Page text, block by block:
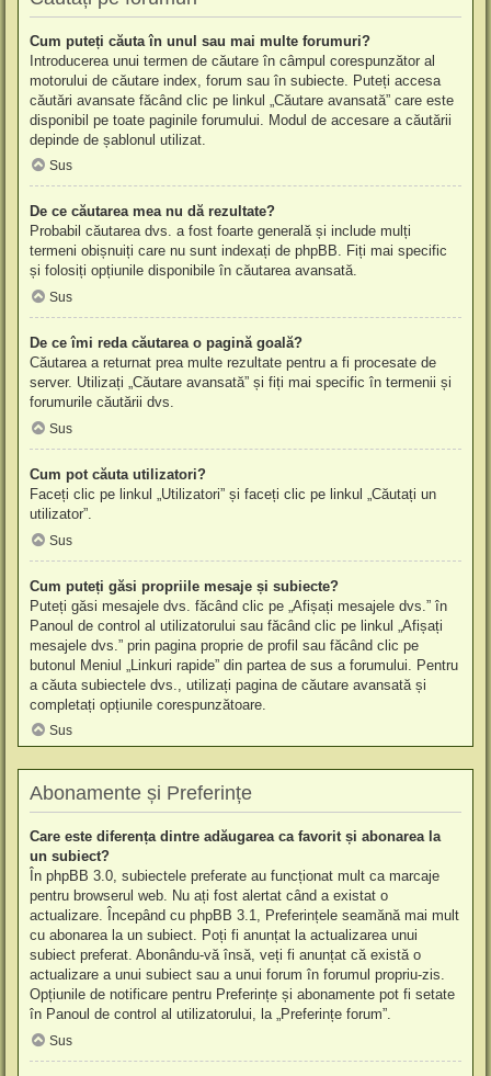
Cum puteți căuta în unul sau mai multe forumuri?
Introducerea unui termen de căutare în câmpul corespunzător al
motorului de căutare index, forum sau în subiecte. Puteți accesa
căutări avansate făcând clic pe linkul „Căutare avansată” care este
disponibil pe toate paginile forumului. Modul de accesare a căutării
depinde de șablonul utilizat.
Sus
De ce căutarea mea nu dă rezultate?
Probabil căutarea dvs. a fost foarte generală și include mulți
termeni obișnuiți care nu sunt indexați de phpBB. Fiți mai specific
și folosiți opțiunile disponibile în căutarea avansată.
Sus
De ce îmi reda căutarea o pagină goală?
Căutarea a returnat prea multe rezultate pentru a fi procesate de
server. Utilizați „Căutare avansată” și fiți mai specific în termenii și
forumurile căutării dvs.
Sus
Cum pot căuta utilizatori?
Faceți clic pe linkul „Utilizatori” și faceți clic pe linkul „Căutați un
utilizator”.
Sus
Cum puteți găsi propriile mesaje și subiecte?
Puteți găsi mesajele dvs. făcând clic pe „Afișați mesajele dvs.” în
Panoul de control al utilizatorului sau făcând clic pe linkul „Afișați
mesajele dvs.” prin pagina proprie de profil sau făcând clic pe
butonul Meniul „Linkuri rapide” din partea de sus a forumului. Pentru
a căuta subiectele dvs., utilizați pagina de căutare avansată și
completați opțiunile corespunzătoare.
Sus
Abonamente și Preferințe
Care este diferența dintre adăugarea ca favorit și abonarea la
un subiect?
În phpBB 3.0, subiectele preferate au funcționat mult ca marcaje
pentru browserul web. Nu ați fost alertat când a existat o
actualizare. Începând cu phpBB 3.1, Preferințele seamănă mai mult
cu abonarea la un subiect. Poți fi anunțat la actualizarea unui
subiect preferat. Abonându-vă însă, veți fi anunțat că există o
actualizare a unui subiect sau a unui forum în forumul propriu-zis.
Opțiunile de notificare pentru Preferințe și abonamente pot fi setate
în Panoul de control al utilizatorului, la „Preferințe forum”.
Sus